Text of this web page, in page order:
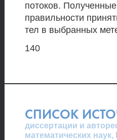
потоков.
правильности
тел в выбранных
140
СПИСОК
диссертации и
математических